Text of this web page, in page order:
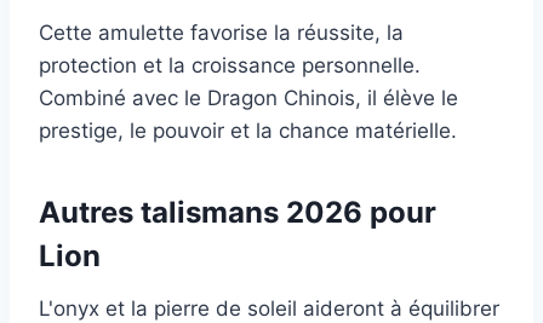
Cette amulette favorise la réussite, la
protection et la croissance personnelle.
Combiné avec le Dragon Chinois, il élève le
prestige, le pouvoir et la chance matérielle.
Autres talismans 2026 pour
Lion
L'onyx et la pierre de soleil aideront à équilibrer